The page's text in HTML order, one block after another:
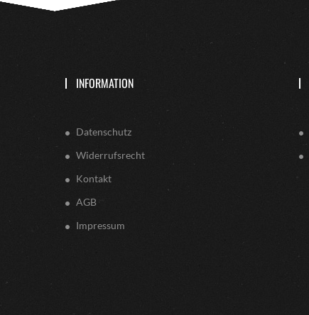
INFORMATION
Datenschutz
Widerrufsrecht
Kontakt
AGB
Impressum